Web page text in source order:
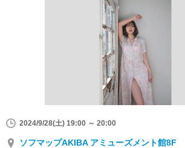
2024/9/28(土) 19:00 ～ 20:00
ソフマップAKIBA アミューズメント館8F